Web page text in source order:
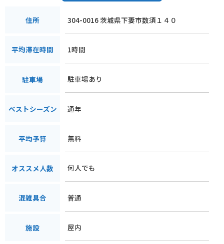
住所 304-0016 茨城県下妻市数須１４０
平均滞在時間 1時間
駐車場 駐車場あり
ベストシーズン 通年
平均予算 無料
オススメ人数 何人でも
混雑具合 普通
施設 屋内